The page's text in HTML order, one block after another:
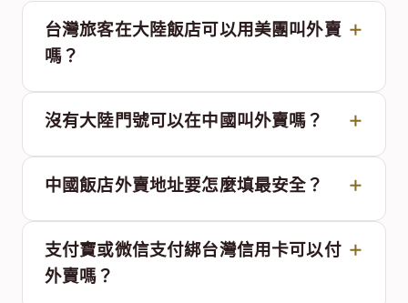
台灣旅客在大陸飯店可以用美團叫外賣
嗎？
沒有大陸門號可以在中國叫外賣嗎？
中國飯店外賣地址要怎麼填最安全？
支付寶或微信支付綁台灣信用卡可以付
外賣嗎？